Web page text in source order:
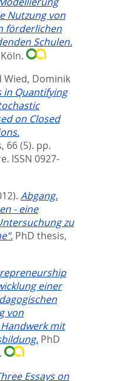
Nutzung von
förderlichen
Schulen.
Wied, Dominik
in Quantifying
on Closed
66 (5). pp.
ISSN 0927-
Abgang.
- eine
zu
PhD thesis,
einer
von
mit
PhD
Essays on